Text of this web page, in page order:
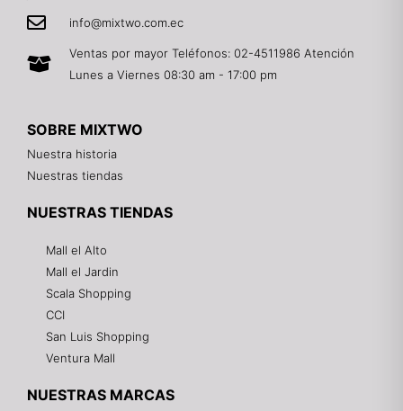
info@mixtwo.com.ec
Ventas por mayor Teléfonos: 02-4511986 Atención
Lunes a Viernes 08:30 am - 17:00 pm
SOBRE MIXTWO
Nuestra historia
Nuestras tiendas
NUESTRAS TIENDAS
Mall el Alto
Mall el Jardin
Scala Shopping
CCI
San Luis Shopping
Ventura Mall
NUESTRAS MARCAS